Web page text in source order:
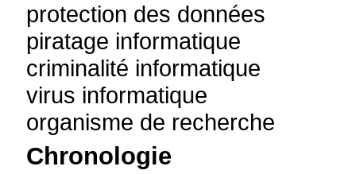
protection des données
piratage informatique
criminalité informatique
virus informatique
organisme de recherche
Chronologie